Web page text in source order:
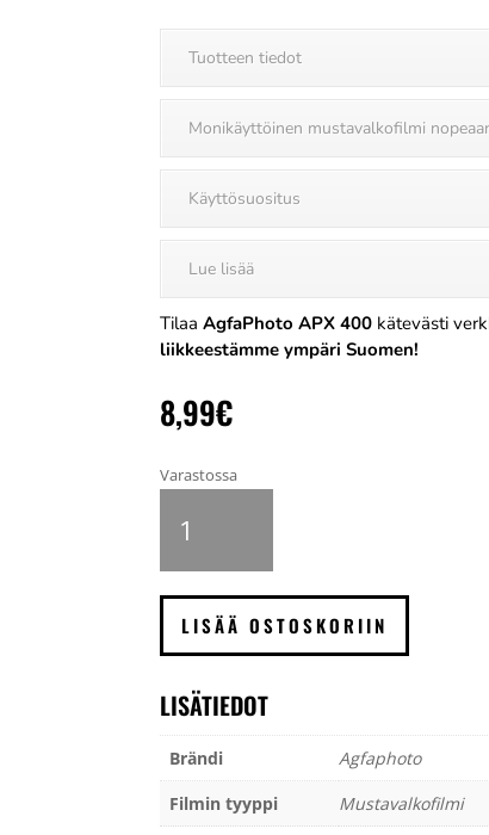
Tuotteen tiedot
Monikäyttöinen mustavalkofilmi
Käyttösuositus
Lue lisää
TilaaAgfaPhoto APX 400 kätevästi
liikkeestämme ympäri Suomen!
8,99€
Varastossa
APX
määrä
LISÄÄ OSTOSKORIIN
LISÄTIEDOT
Brändi
Agfaphoto
Filmin tyyppi
Mustavalkofilmi